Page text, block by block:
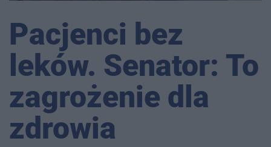
Pacjenci bez
leków. Senator: To
zagrożenie dla
zdrowia